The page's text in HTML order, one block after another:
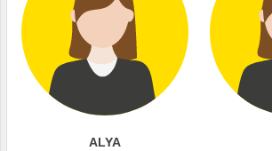
ALYA